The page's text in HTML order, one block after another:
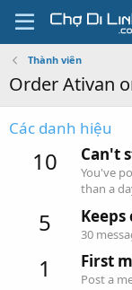
Thành viên
Order Ativan
Các danh hiệu
10 Can't
You've
than a
5 30
1 First
Post a